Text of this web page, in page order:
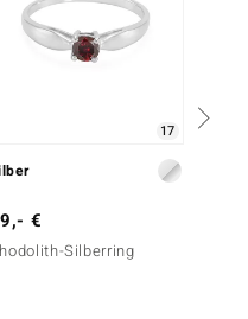
17
€
Silberring